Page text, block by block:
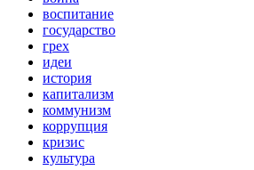
воспитание
государство
грех
идеи
история
капитализм
коммунизм
коррупция
кризис
культура